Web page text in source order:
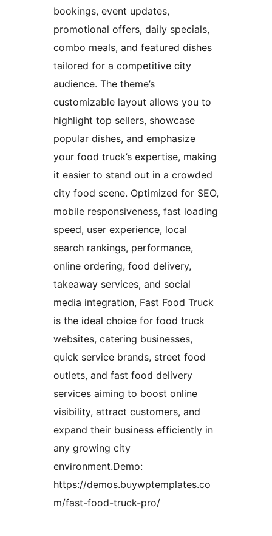
bookings, event updates,
promotional offers, daily specials,
combo meals, and featured dishes
tailored for a competitive city
audience. The theme’s
customizable layout allows you to
highlight top sellers, showcase
popular dishes, and emphasize
your food truck’s expertise, making
it easier to stand out in a crowded
city food scene. Optimized for SEO,
mobile responsiveness, fast loading
speed, user experience, local
search rankings, performance,
online ordering, food delivery,
takeaway services, and social
media integration, Fast Food Truck
is the ideal choice for food truck
websites, catering businesses,
quick service brands, street food
outlets, and fast food delivery
services aiming to boost online
visibility, attract customers, and
expand their business efficiently in
any growing city
environment.Demo:
https://demos.buywptemplates.co
m/fast-food-truck-pro/